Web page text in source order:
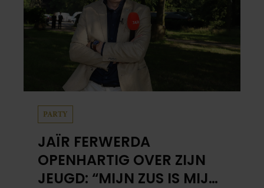
PARTY
JAÏR FERWERDA
OPENHARTIG OVER ZIJN
JEUGD: “MIJN ZUS IS MIJN